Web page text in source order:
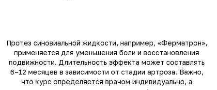
Протез синовиальной жидкости, например, «Ферматрон»,
применяется для уменьшения боли и восстановления
подвижности. Длительность эффекта может составлять
6–12 месяцев в зависимости от стадии артроза. Важно,
что курс определяется врачом индивидуально, а